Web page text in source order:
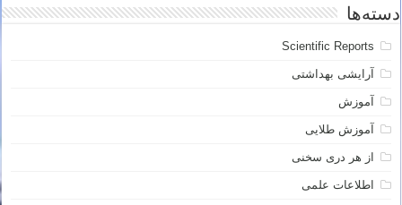
دسته‌ها
Scientific Reports
آرایشی بهداشتی
آموزش
آموزش طلایی
از هر دری سخنی
اطلاعات علمی